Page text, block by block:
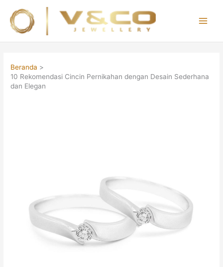
konten
Beranda
10 Rekomendasi Cincin Pernikahan dengan Desain Sederhana
dan Elegan